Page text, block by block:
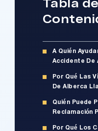
A Quién
Accidente De
Por Qué Las
De Alberca
Quién Puede
Reclamación
Por Qué Los